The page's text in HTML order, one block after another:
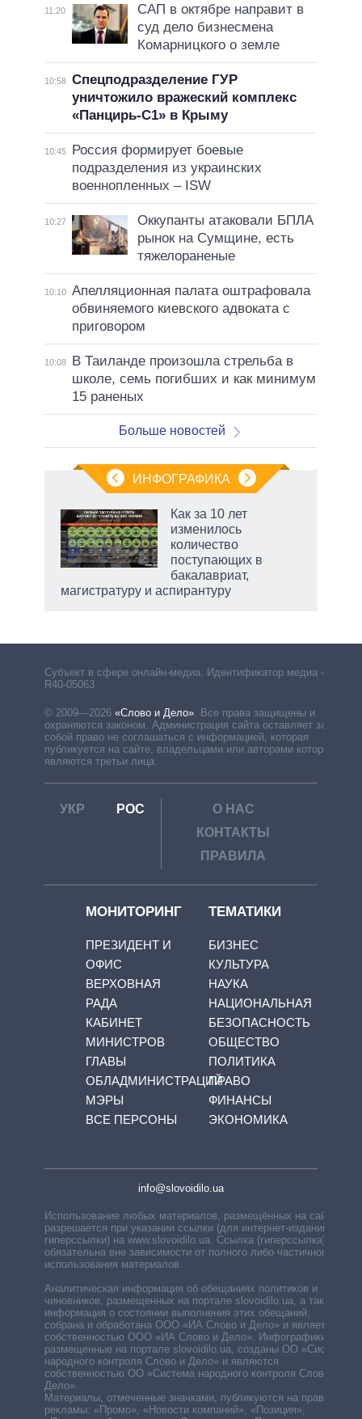
11:20
САП в октябре направит в
суд дело бизнесмена
Комарницкого о земле
10:58 Спецподразделение ГУР
уничтожило вражеский комплекс
«Панцирь-С1» в Крыму
10:45
Россия формирует боевые
подразделения из украинских
военнопленных – ISW
10:27
Оккупанты атаковали БПЛА
рынок на Сумщине, есть
тяжелораненые
10:10 Апелляционная палата оштрафовала
обвиняемого киевского адвоката с
приговором
10:08
В Таиланде произошла стрельба в
школе, семь погибших и как минимум
15 раненых
Больше новостей
ИНФОГРАФИКА
Как за 10 лет
изменилось
количество
поступающих в
бакалавриат,
магистратуру и аспирантуру
Субъект в сфере онлайн-медиа. Идентификатор медиа –
R40-05063
© 2009—2026 «Слово и Дело» Все права защищены и
охраняются законом. Администрация сайта оставляет за
собой право не соглашаться с информацией, которая
публикуется на сайте, владельцами или авторами которой
являются третьи лица.
УКР РОС
О НАС
КОНТАКТЫ
ПРАВИЛА
МОНИТОРИНГ
ПРЕЗИДЕНТ И
ОФИС
ВЕРХОВНАЯ
РАДА
КАБИНЕТ
МИНИСТРОВ
ГЛАВЫ
ОБЛАДМИНИСТРАЦИЙ
МЭРЫ
ВСЕ ПЕРСОНЫ
ТЕМАТИКИ
БИЗНЕС
КУЛЬТУРА
НАУКА
НАЦИОНАЛЬНАЯ
БЕЗОПАСНОСТЬ
ОБЩЕСТВО
ПОЛИТИКА
ПРАВО
ФИНАНСЫ
ЭКОНОМИКА
info@slovoidilo.ua
Использование любых материалов, размещённых на сайте,
разрешается при указании ссылки (для интернет-изданий —
гиперссылки) на www.slovoidilo.ua. Ссылка (гиперссылка)
обязательна вне зависимости от полного либо частичного
использования материалов.
Аналитическая информация об обещаниях политиков и
чиновников, размещенных на портале slovoidilo.ua, а также
информация о состоянии выполнения этих обещаний,
собрана и обработана ООО «ИА Слово и Дело» и является
собственностью ООО «ИА Слово и Дело». Инфографики,
размещенные на портале slovoidilo.ua, созданы ОО «Система
народного контроля Слово и Дело» и являются
собственностью ОО «Система народного контроля Слово и
Дело».
Материалы, отмеченные значками, публикуются на правах
рекламы: «Промо», «Новости компаний», «Позиция»,